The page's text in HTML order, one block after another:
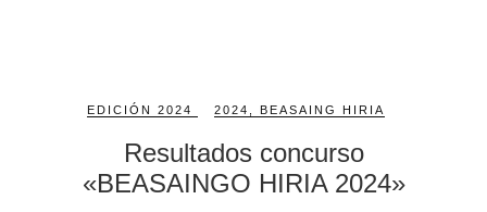
EDICIÓN 2024 2024 BEASAING HIRIA
Resultados concurso
«BEASAINGO HIRIA 2024»